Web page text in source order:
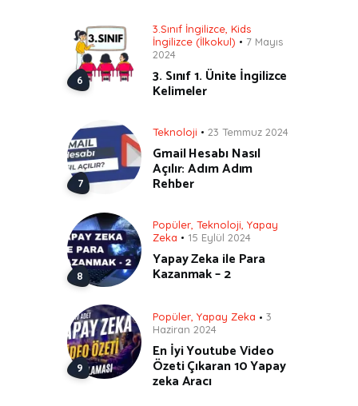
3.Sınıf İngilizce Kids
İngilizce (İlkokul)
7 Mayıs
2024
3. Sınıf 1. Ünite İngilizce
Kelimeler
Teknoloji 23 Temmuz 2024
Gmail Hesabı Nasıl
Açılır: Adım Adım
Rehber
Popüler Teknoloji Yapay
Zeka
15 Eylül 2024
Yapay Zeka ile Para
Kazanmak – 2
Popüler, Yapay Zeka
3
Haziran 2024
En İyi Youtube Video
Özeti Çıkaran 10 Yapay
zeka Aracı